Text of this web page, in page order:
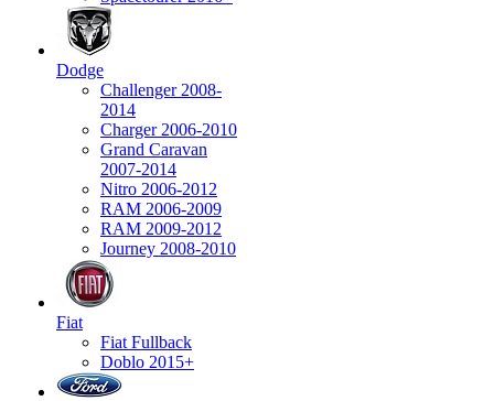
Dodge
Challenger 2008-
2014
Charger 2006-2010
Grand Caravan
2007-2014
Nitro 2006-2012
RAM 2006-2009
RAM 2009-2012
Journey 2008-2010
Fiat
Fiat Fullback
Doblo 2015+